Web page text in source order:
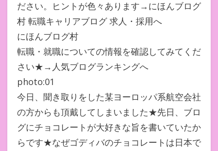
ださい。ヒントが色々あります→にほんブログ
村 転職キャリアブログ 求人・採用へ
にほんブログ村
転職・就職についての情報を確認してみてくだ
さい★→人気ブログランキングへ
photo:01
今日、聞き取りをした某ヨーロッパ系航空会社
の方からも頂戴してしまいました★先日、ブロ
グにチョコレートが大好きな旨を書いていたか
らです★なぜゴディバのチョコレートは日本で